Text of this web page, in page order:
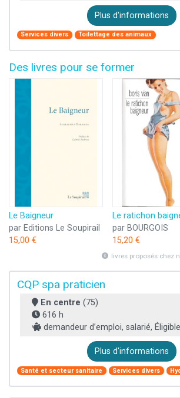
Plus d'informations
Services divers Toilettage des animaux
Des livres pour se former
Le Baigneur
par Editions Le Soupirail
15,00 €
Le ratichon
par BOURGOIS
15,20 €
livres proposés chez
CQP spa praticien
En centre (75)
616 h
demandeur d’emploi, salarié,
Plus d'informations
Santé et secteur sanitaire Services divers